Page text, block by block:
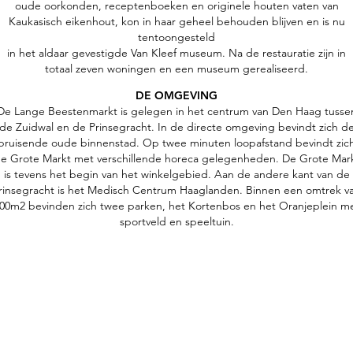
oude oorkonden, receptenboeken en originele houten vaten van
Kaukasisch eikenhout, kon in haar geheel behouden blijven en is nu
tentoongesteld
in het aldaar gevestigde Van Kleef museum. Na de restauratie zijn in
totaal zeven woningen en een museum gerealiseerd.
DE OMGEVING
Lange Beestenmarkt is gelegen in het centrum van Den Haag
de Zuidwal en de Prinsegracht. In de directe omgeving bevindt zich de
oude binnenstad. Op twee minuten loopafstand bevindt
Grote Markt met verschillende horeca gelegenheden. De Grote
is tevens het begin van het winkelgebied. Aan de andere kant van de
is het Medisch Centrum Haaglanden. Binnen een omtrek
bevinden zich twee parken, het Kortenbos en het Oranjeplein
sportveld en speeltuin.